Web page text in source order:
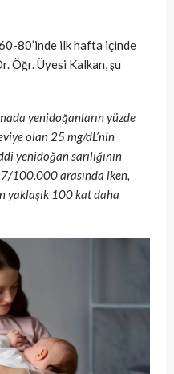
80’inde ilk hafta içinde
Öğr. Üyesi Kalkan, şu
yenidoğanların yüzde
olan 25 mg/dL’nin
yenidoğan sarılığının
100.000 arasında iken,
yaklaşık 100 kat daha